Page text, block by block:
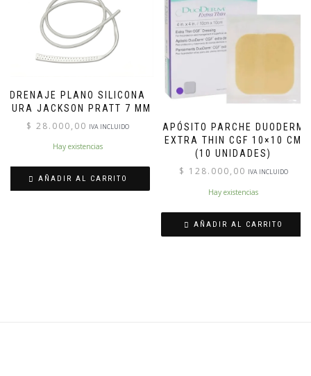
DRENAJE PLANO SILICONA
PURA JACKSON PRATT 7 MM
$ 28.000,00 IVA INCLUIDO
Hay existencias
AÑADIR AL CARRITO
APÓSITO PARCHE DUODERM
EXTRA THIN CGF 10×10 CM
(10 UNIDADES)
$ 128.000,00 IVA INCLUIDO
Hay existencias
AÑADIR AL CARRITO